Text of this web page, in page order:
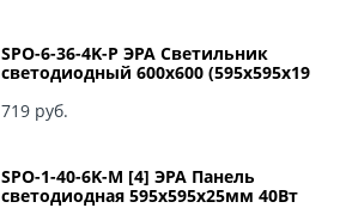
SPO-6-36-4K-P ЭРА Светильник
светодиодный 600х600 (595x595x19
Призма Б0039057
719 руб.
SPO-1-40-6K-M [4] ЭРА Панель
светодиодная 595x595x25мм 40Вт